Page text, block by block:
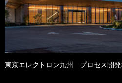
東京エレクトロン九州 プロセス開